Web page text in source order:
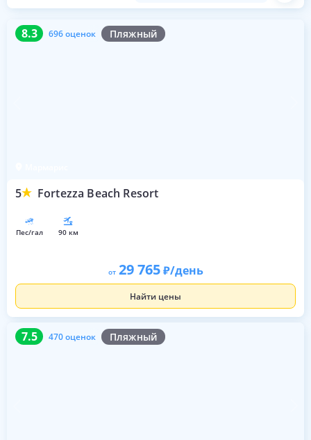
8.3 696 оценок Пляжный
5 Fortezza Beach Resort
8.3 696 оценок
пес/гал 90 км
от 29 765 /день
Найти цены
7.5 470 оценок Пляжный
7.5 470 оценок